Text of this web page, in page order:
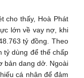
cho thấy, Hoà Phát
lớn về vay nợ, khi
tỷ đồng. Theo
tỷ dùng để thế chấp
bản dang dở. Ngoài
cá nhân để đảm